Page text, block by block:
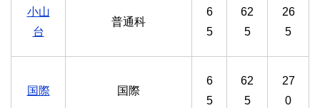
小山
台
普通科
6
5
62
5
26
5
国際 国際
6
5
62
5
27
0